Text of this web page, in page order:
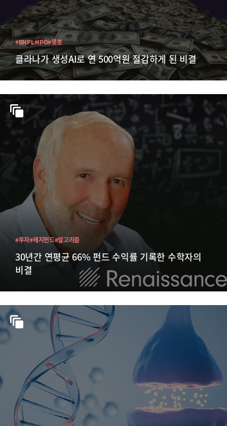
클라나가 생성AI로 연 500억원 절감하게 된 비결
#BNPL#IPO#챗봇
30년간 연평균 66% 펀드 수익률 기록한 수학자의
비결
#투자#헤지펀드#알고리즘